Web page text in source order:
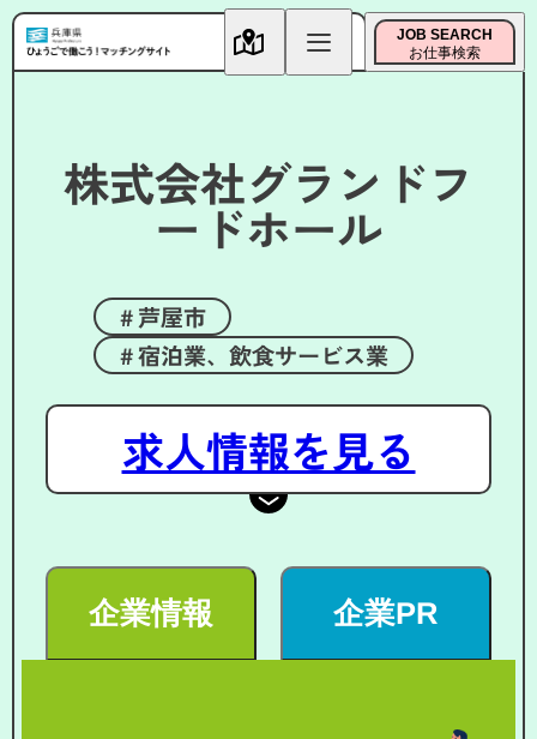
JOB SEARCH
お仕事検索
株式会社グランドフ
ードホール
芦屋市
宿泊業、飲食サービス業
求人情報を見る
企業情報 企業PR